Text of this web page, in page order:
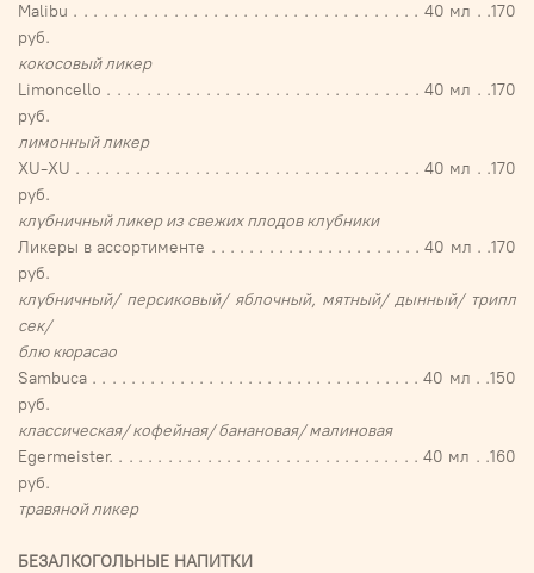
Malibu . . . . . . . . . . . . . . . . . . . . . . . . . . . . . . . . . . . 40 мл . .170
руб.
кокосовый ликер
Limoncello . . . . . . . . . . . . . . . . . . . . . . . . . . . . . . . . 40 мл . .170
руб.
лимонный ликер
XU-XU . . . . . . . . . . . . . . . . . . . . . . . . . . . . . . . . . . . 40 мл . .170
руб.
клубничный ликер из свежих плодов клубники
Ликеры в ассортименте . . . . . . . . . . . . . . . . . . . . . . 40 мл . .170
руб.
клубничный/ персиковый/ яблочный, мятный/ дынный/ трипл
сек/
блю кюрасао
Sambuca . . . . . . . . . . . . . . . . . . . . . . . . . . . . . . . . . . 40 мл . .150
руб.
классическая/ кофейная/ банановая/ малиновая
Egermeister. . . . . . . . . . . . . . . . . . . . . . . . . . . . . . . . 40 мл . .160
руб.
травяной ликер
БЕЗАЛКОГОЛЬНЫЕ НАПИТКИ